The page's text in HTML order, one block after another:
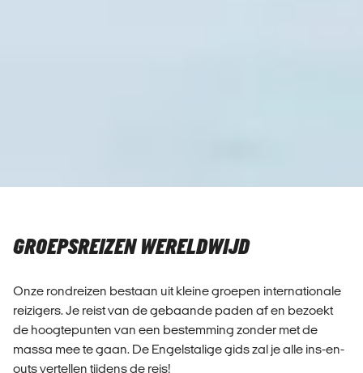
GROEPSREIZEN WERELDWIJD
Onze rondreizen bestaan uit kleine groepen internationale
reizigers. Je reist van de gebaande paden af en bezoekt
de hoogtepunten van een bestemming zonder met de
massa mee te gaan. De Engelstalige gids zal je alle ins-en-
outs vertellen tijdens de reis!